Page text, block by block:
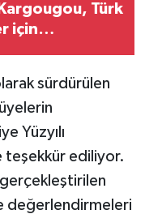
Kargougou, Türk
için
sürdürülen
Yüzyılı
ediliyor.
gerçekleştirilen
değerlendirmeleri